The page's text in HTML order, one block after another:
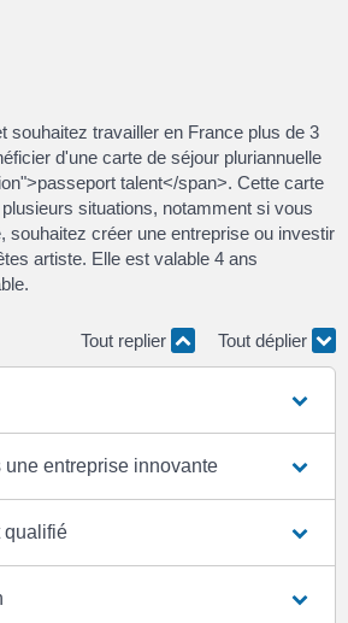
souhaitez travailler en France plus de 3
d'une carte de séjour pluriannuelle
talent</span>. Cette carte
situations, notamment si vous
souhaitez créer une entreprise ou investir
artiste. Elle est valable 4 ans
Tout replier Tout déplier
une entreprise innovante
qualifié